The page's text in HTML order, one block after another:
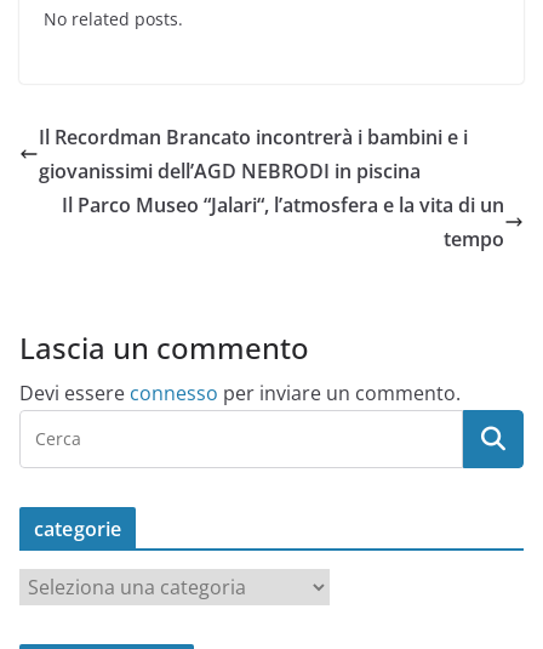
No related posts.
Il Recordman Brancato incontrerà i bambini e i
giovanissimi dell’AGD NEBRODI in piscina
Il Parco Museo “Jalari“, l’atmosfera e la vita di un
tempo
Lascia un commento
Devi essere connesso per inviare un commento.
categorie
t